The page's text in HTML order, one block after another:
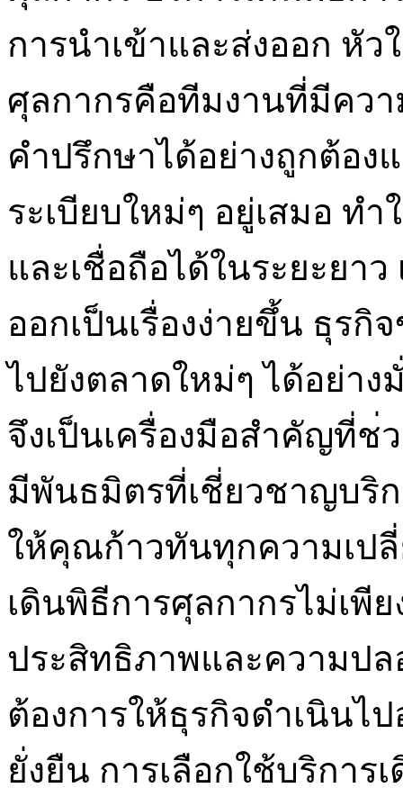
การนำเข้าและส่งออก หั
ศุลกากรคือทีมงานที่มีคว
คำปรึกษาได้อย่างถูกต้อ
ระเบียบใหม่ๆ อยู่เสมอ ท
และเชื่อถือได้ในระยะยา
ออกเป็นเรื่องง่ายขึ้น ธุร
ไปยังตลาดใหม่ๆ ได้อย่าง
จึงเป็นเครื่องมือสำคัญที่ช่
มีพันธมิตรที่เชี่ยวชาญบริ
ให้คุณก้าวทันทุกความเป
เดินพิธีการศุลกากรไม่เพี
ประสิทธิภาพและความป
ต้องการให้ธุรกิจดำเนินไ
ยั่งยืน การเลือกใช้บริกา